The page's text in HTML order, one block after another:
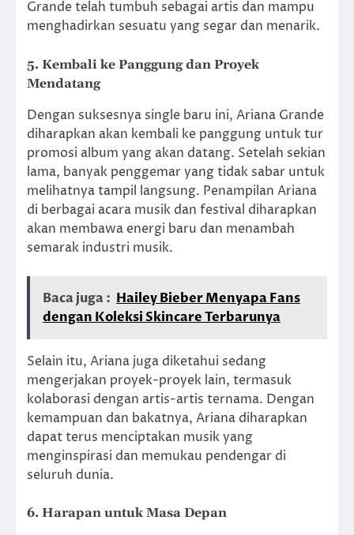
Grande telah tumbuh sebagai artis dan mampu
menghadirkan sesuatu yang segar dan menarik.
5. Kembali ke Panggung dan Proyek
Mendatang
Dengan suksesnya single baru ini, Ariana Grande
diharapkan akan kembali ke panggung untuk tur
promosi album yang akan datang. Setelah sekian
lama, banyak penggemar yang tidak sabar untuk
melihatnya tampil langsung. Penampilan Ariana
di berbagai acara musik dan festival diharapkan
akan membawa energi baru dan menambah
semarak industri musik.
Baca juga : Hailey Bieber Menyapa Fans
dengan Koleksi Skincare Terbarunya
Selain itu, Ariana juga diketahui sedang
mengerjakan proyek-proyek lain, termasuk
kolaborasi dengan artis-artis ternama. Dengan
kemampuan dan bakatnya, Ariana diharapkan
dapat terus menciptakan musik yang
menginspirasi dan memukau pendengar di
seluruh dunia.
6. Harapan untuk Masa Depan